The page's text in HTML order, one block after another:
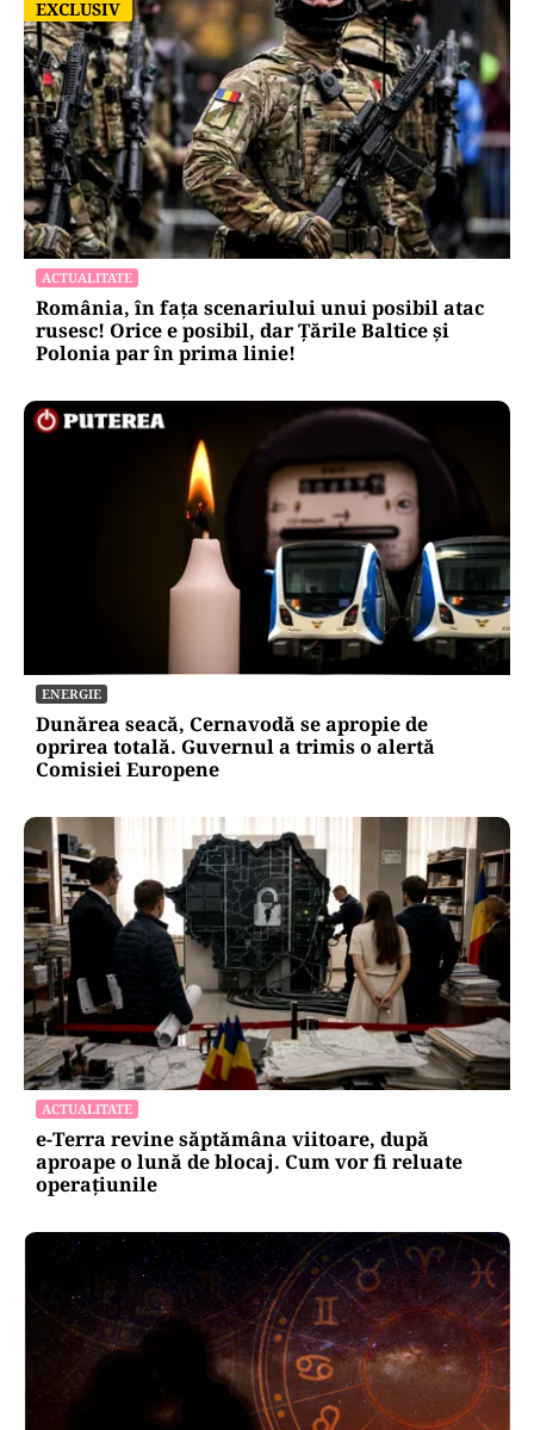
EXCLUSIV
EXCLUSIV
ACTUALITATE
România, în fața scenariului unui posibil atac
rusesc! Orice e posibil, dar Țările Baltice și
Polonia par în prima linie!
ENERGIE
Dunărea seacă, Cernavodă se apropie de
oprirea totală. Guvernul a trimis o alertă
Comisiei Europene
ACTUALITATE
e-Terra revine săptămâna viitoare, după
aproape o lună de blocaj. Cum vor fi reluate
operațiunile